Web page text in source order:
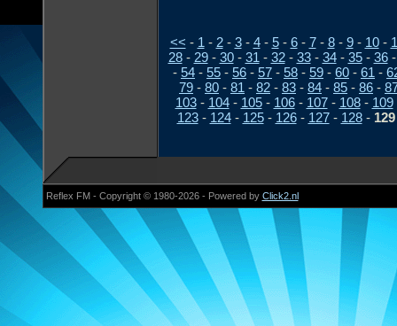
<< - 1 - 2- 3- 4- 5- 6- 7- 8- 9- 10-
28- 29- 30- 31 - 32- 33- 34- 35- 36
- 54 - 55 - 56 - 57 - 58 - 59 - 60 - 61 -
79 - 80 - 81 - 82 - 83 - 84 - 85 - 86 -
103- 104- 105- 106- 107- 108- 109
123- 124- 125- 126- 127- 128- 129
Reflex FM - Copyright © 1980-2026 - Powered by Click2.nl